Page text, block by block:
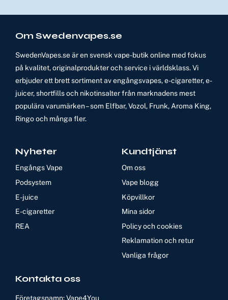
Om Swedenvapes.se
SwedenVapes.se är en svensk vape-butik online med fokus
på kvalitet, originalprodukter och service i världsklass. Vi
erbjuder ett brett sortiment av engångsvapes, e-cigaretter, e-
juicer, shortfills och nikotinsalter från marknadens mest
populära varumärken – som Elfbar, Vozol, Frunk, Aroma King,
Ringo och många fler.
Nyheter
Engångs Vape
Podsystem
E-juice
E-cigaretter
REA
Kundtjänst
Om oss
Vape blogg
Köpvillkor
Mina sidor
Policy och cookies
Reklamation och retur
Vanliga frågor
Kontakta oss
Företagsnamn: Vape4You